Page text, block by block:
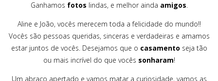
Ganhamos fotos lindas, e melhor ainda amigos.
Aline e João, vocês merecem toda a felicidade do mundo!!
Vocês são pessoas queridas, sinceras e verdadeiras e amamos
estar juntos de vocês. Desejamos que o casamento seja tão
ou mais incrível do que vocês sonharam!
Um abraço apertado e vamos matar a curiosidade, vamos as